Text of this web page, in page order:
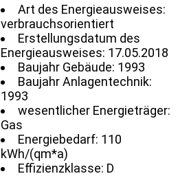
Art des Energieausweises:
verbrauchsorientiert
Erstellungsdatum des
Energieausweises: 17.05.2018
Baujahr Gebäude: 1993
Baujahr Anlagentechnik:
1993
wesentlicher Energieträger:
Gas
Energiebedarf: 110
kWh/(qm*a)
Effizienzklasse: D